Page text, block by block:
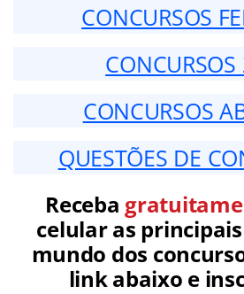
CONCURSOS
CONCURSOS
QUESTÕES DE
Receba
celular as
mundo dos
link abaixo e